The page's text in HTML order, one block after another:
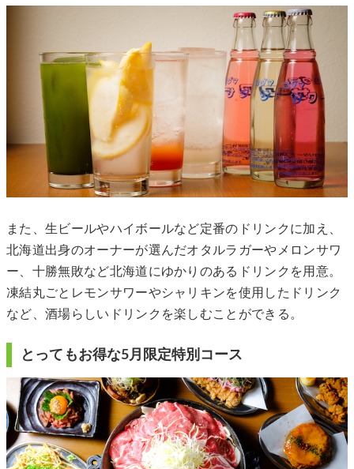
また、生ビールやハイボールなど定番のドリンクに加え、
北海道出身のオーナーが選んだオタルラガーやメロンサワ
ー、十勝無敗など北海道にゆかりのあるドリンクを用意。
凍結丸ごとレモンサワーやシャリキンを使用したドリンク
など、酒場らしいドリンクを楽しむことができる。
とってもお得な5月限定特別コース